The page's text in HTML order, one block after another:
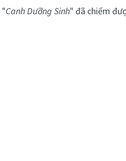
"Canh Dưỡng Sinh" đã chiếm